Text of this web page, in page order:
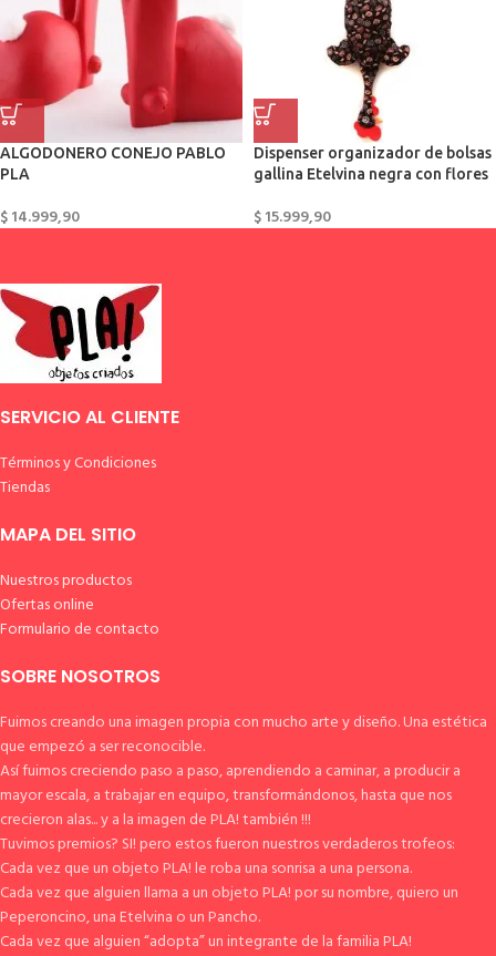
ALGODONERO CONEJO PABLO
PLA
$14.999,90
Dispenser organizador de bolsas
gallina Etelvina negra con flores
$15.999,90
SERVICIO AL CLIENTE
Términos y Condiciones
Tiendas
MAPA DEL SITIO
Nuestros productos
Ofertas online
Formulario de contacto
SOBRE NOSOTROS
Fuimos creando una imagen propia con mucho arte y diseño. Una estética
que empezó a ser reconocible.
Así fuimos creciendo paso a paso, aprendiendo a caminar, a producir a
mayor escala, a trabajar en equipo, transformándonos, hasta que nos
crecieron alas... y a la imagen de PLA! también !!!
Tuvimos premios? SI! pero estos fueron nuestros verdaderos trofeos:
Cada vez que un objeto PLA! le roba una sonrisa a una persona.
Cada vez que alguien llama a un objeto PLA! por su nombre, quiero un
Peperoncino, una Etelvina o un Pancho.
Cada vez que alguien “adopta” un integrante de la familia PLA!